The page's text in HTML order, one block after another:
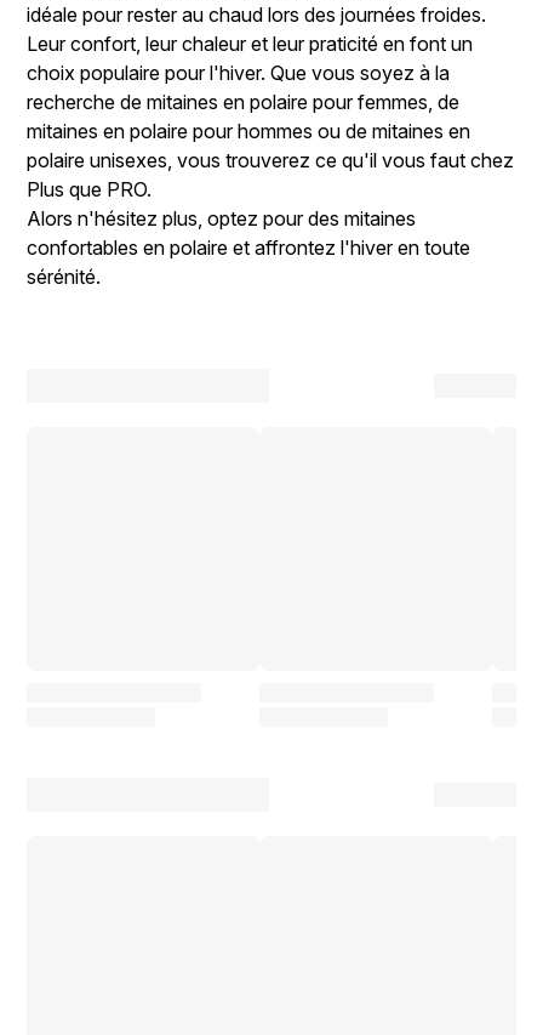
idéale pour rester au chaud lors des journées froides.
Leur confort, leur chaleur et leur praticité en font un
choix populaire pour l'hiver. Que vous soyez à la
recherche de mitaines en polaire pour femmes, de
mitaines en polaire pour hommes ou de mitaines en
polaire unisexes, vous trouverez ce qu'il vous faut chez
Plus que PRO.
Alors n'hésitez plus, optez pour des mitaines
confortables en polaire et affrontez l'hiver en toute
sérénité.